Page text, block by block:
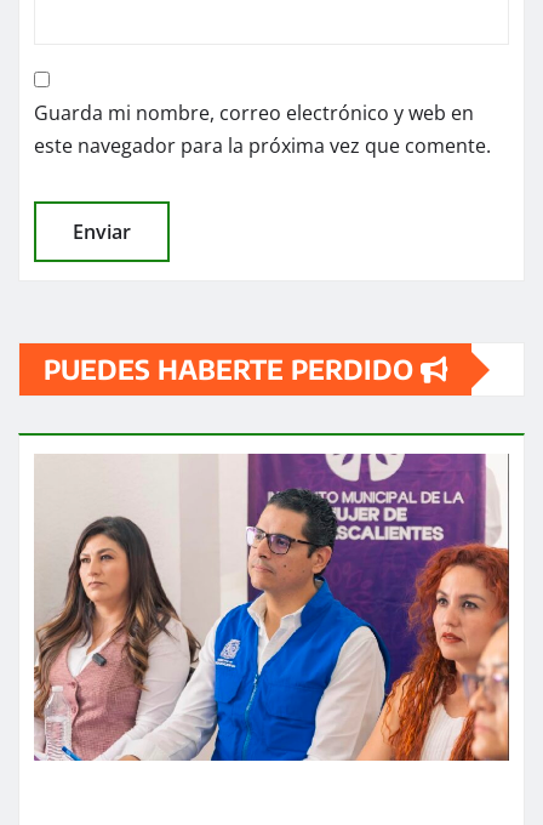
Guarda mi nombre, correo electrónico y web en
este navegador para la próxima vez que comente.
PUEDES HABERTE PERDIDO